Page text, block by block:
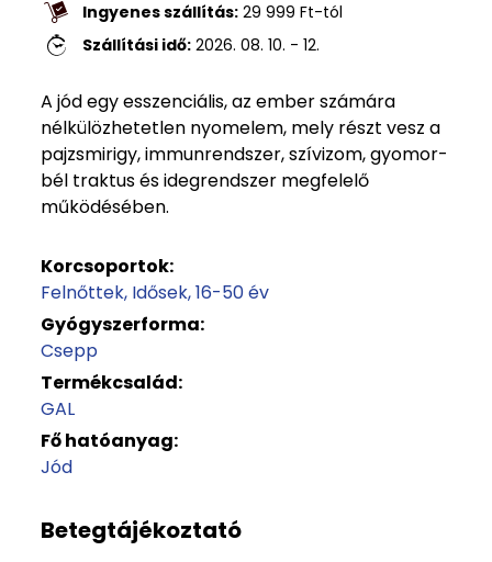
Ingyenes szállítás: 29 999 Ft-tól
Szállítási idő: 2026. 08. 10. - 12.
A jód egy esszenciális, az ember számára
nélkülözhetetlen nyomelem, mely részt vesz a
pajzsmirigy, immunrendszer, szívizom, gyomor-
bél traktus és idegrendszer megfelelő
működésében.
Korcsoportok:
Felnőttek Idősek 16-50 év
Gyógyszerforma:
Csepp
Termékcsalád:
GAL
Fő hatóanyag:
Jód
Betegtájékoztató